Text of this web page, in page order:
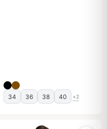
34 36 38 40 +2